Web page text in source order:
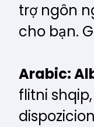
trợ ngôn
cho bạn.
Arabic:
flitni